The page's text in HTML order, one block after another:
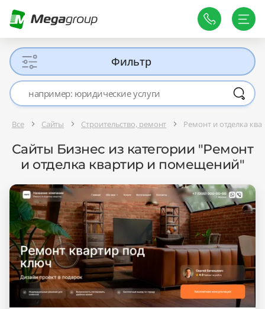
Фильтр
Все Сайты Строительство, ремонт Ремонт и отделка
Сайты Бизнес из категории "Ремонт
и отделка квартир и помещений"